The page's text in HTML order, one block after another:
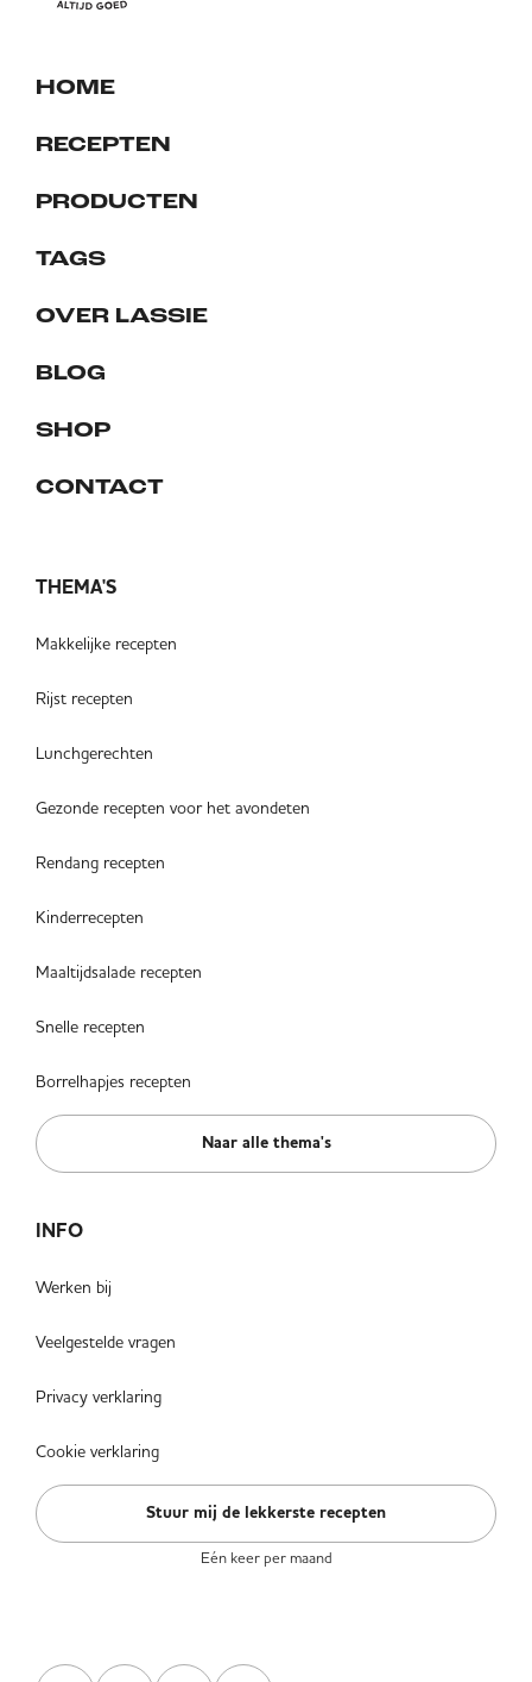
HOME
RECEPTEN
PRODUCTEN
TAGS
OVER LASSIE
BLOG
SHOP
CONTACT
THEMA'S
Makkelijke recepten
Rijst recepten
Lunchgerechten
Gezonde recepten voor het avondeten
Rendang recepten
Kinderrecepten
Maaltijdsalade recepten
Snelle recepten
Borrelhapjes recepten
Naar alle thema's
INFO
Werken bij
Veelgestelde vragen
Privacy verklaring
Cookie verklaring
Stuur mij de lekkerste recepten
Eén keer per maand